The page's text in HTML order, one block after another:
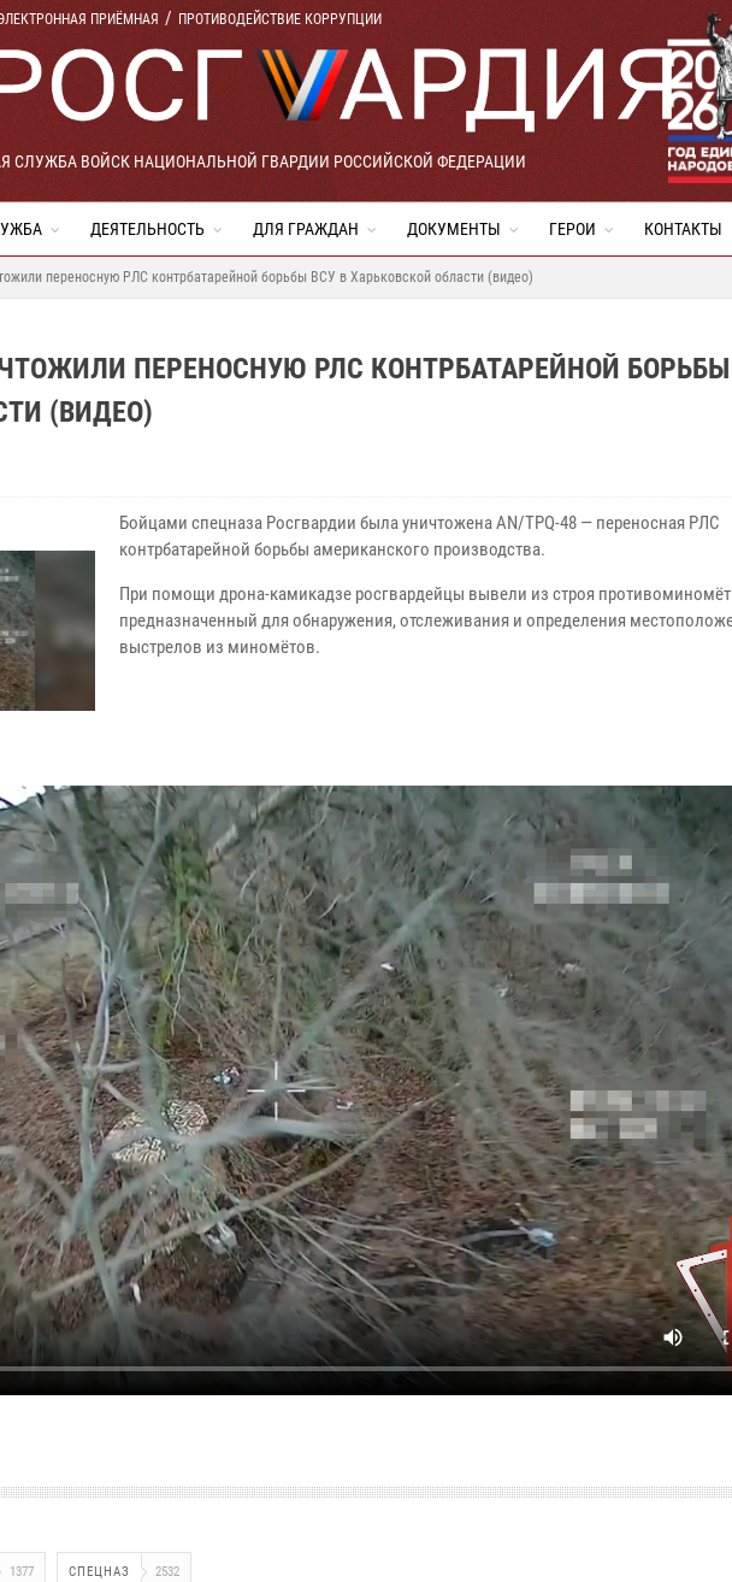
ПРИЁМНАЯ ПРОТИВОДЕЙСТВИЕ КОРРУПЦИИ
СЛУЖБА ВОЙСК НАЦИОНАЛЬНОЙ ГВАРДИИ РОССИЙСКОЙ ФЕДЕРАЦИИ
ДЕЯТЕЛЬНОСТЬ ДЛЯ ГРАЖДАН ДОКУМЕНТЫ ГЕРОИ КОНТАКТЫ
переносную РЛС контрбатарейной борьбы ВСУ в Харьковской области (видео)
ПЕРЕНОСНУЮ РЛС КОНТРБАТАРЕЙНОЙ БОРЬБЫ
(ВИДЕО)
Бойцами спецназа Росгвардии была уничтожена AN/TPQ-48 — переносная РЛС
контрбатарейной борьбы американского производства.
При помощи дрона-камикадзе росгвардейцы вывели из строя
предназначенный для обнаружения, отслеживания и определения
выстрелов из миномётов.
1377 СПЕЦНАЗ 2532